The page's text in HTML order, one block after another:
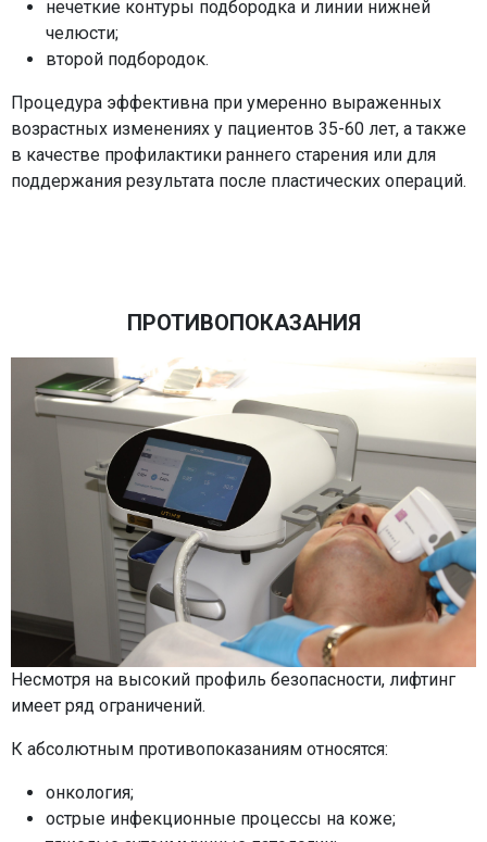
нечеткие контуры подбородка и линии нижней
челюсти;
второй подбородок.
Процедура эффективна при умеренно выраженных
возрастных изменениях у пациентов 35-60 лет, а также
в качестве профилактики раннего старения или для
поддержания результата после пластических операций.
ПРОТИВОПОКАЗАНИЯ
Несмотря на высокий профиль безопасности, лифтинг
имеет ряд ограничений.
К абсолютным противопоказаниям относятся:
онкология;
острые инфекционные процессы на коже;